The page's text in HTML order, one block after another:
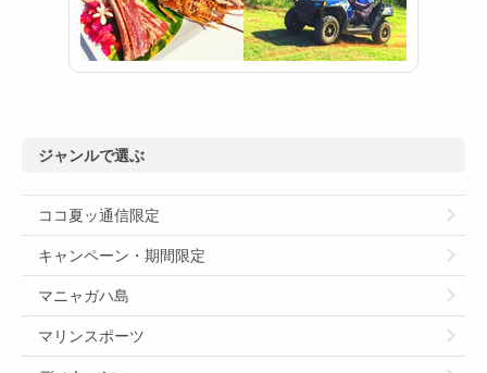
ジャンルで選ぶ
ココ夏ッ通信限定
キャンペーン・期間限定
マニャガハ島
マリンスポーツ